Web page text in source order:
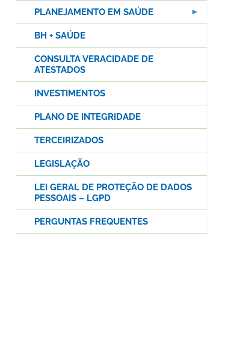
PLANEJAMENTO EM SAÚDE
BH + SAÚDE
CONSULTA VERACIDADE DE
ATESTADOS
INVESTIMENTOS
PLANO DE INTEGRIDADE
TERCEIRIZADOS
LEGISLAÇÃO
LEI GERAL DE PROTEÇÃO DE DADOS
PESSOAIS – LGPD
PERGUNTAS FREQUENTES